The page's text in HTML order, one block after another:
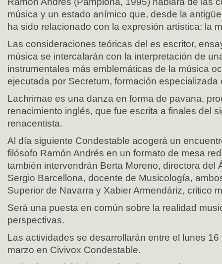
música y un estado anímico que, desde la
ha sido relacionado con la expresión artística: la
Las consideraciones teóricas del es escritor,
música se intercalarán con la interpretación de
instrumentales más emblemáticas de la música
ejecutada por Secretum, formación especializada
Lachrimae es una danza en forma de pavana,
renacimiento inglés, que fue escrita a finales del
renacentista.
Al día siguiente Condestable acogerá un
filósofo Ramón Andrés en un formato de mesa
también intervendrán Berta Moreno, directora del
Sergio Barcellona, docente de Musicología,
Superior de Navarra y Xabier Armendáriz, critico
Será una puesta en común sobre la realidad
perspectivas.
Las actividades se desarrollarán entre el lunes
marzo en Civivox Condestable.